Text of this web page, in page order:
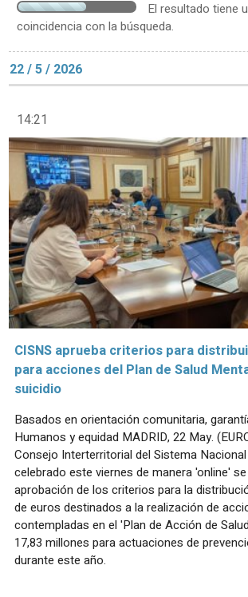
El resultado tiene
coincidencia con la búsqueda.
22 / 5 / 2026
14:21
CISNS aprueba criterios para
para acciones del Plan de Salud
suicidio
Basados en orientación comunitaria,
Humanos y equidad MADRID, 22 May.
Consejo Interterritorial del Sistema Nacional
celebrado este viernes de manera 'online'
aprobación de los criterios para la
de euros destinados a la realización de
contempladas en el 'Plan de Acción de
17,83 millones para actuaciones de
durante este año.